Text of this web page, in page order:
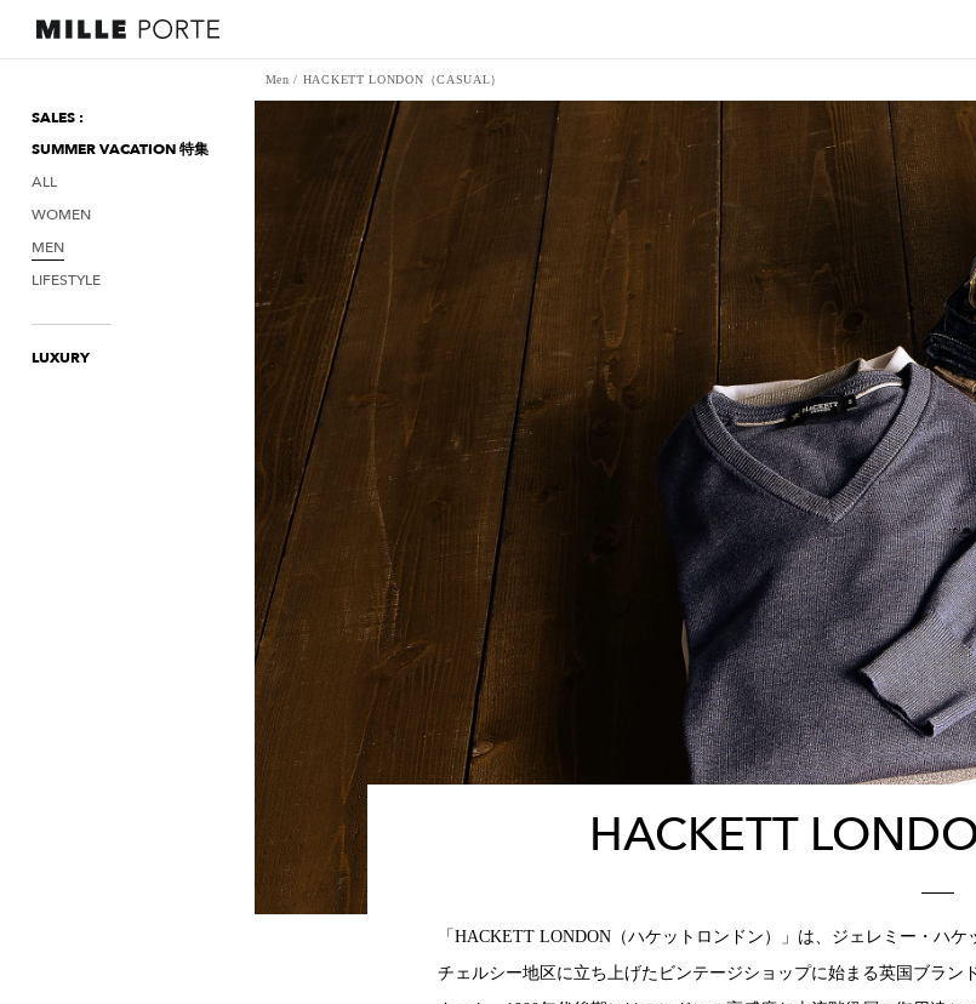
SALES :
SUMMER VACATION 特集
ALL
WOMEN
MEN
LIFESTYLE
LUXURY
Men / HACKETT LONDON（CASUAL）
HACKETT
「HACKETT LONDON（ハケットロンドン）」は、ジェレミー・ハ
チェルシー地区に立ち上げたビンテージショップに始まる英国ブラン